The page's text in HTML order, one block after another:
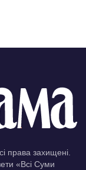
права захищені.
«Всі Суми